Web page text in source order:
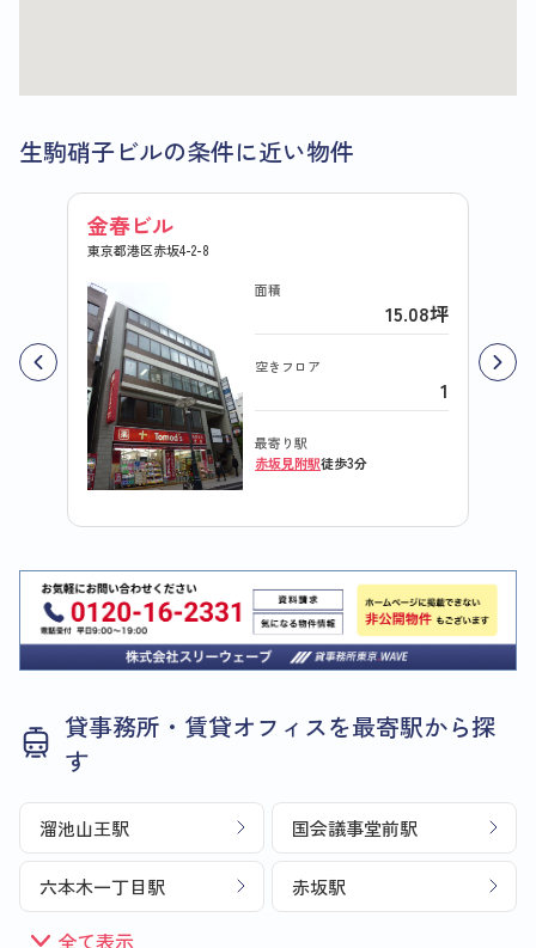
生駒硝子ビルの条件に近い物件
金春ビル
東京都港区赤坂4-2-8
面積
15.08坪
空きフロア
1
最寄り駅
赤坂見附駅徒歩3分
貸事務所・賃貸オフィスを最寄駅から探
す
溜池山王駅 国会議事堂前駅
六本木一丁目駅 赤坂駅
全て表示